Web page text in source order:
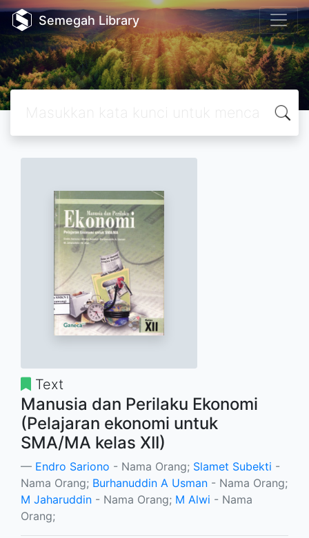
Semegah Library
Text
Manusia dan Perilaku Ekonomi
(Pelajaran ekonomi untuk
SMA/MA kelas XII)
Endro Sariono - Nama Orang; Slamet Subekti -
Nama Orang; Burhanuddin A Usman - Nama Orang;
M Jaharuddin - Nama Orang; M Alwi - Nama
Orang;